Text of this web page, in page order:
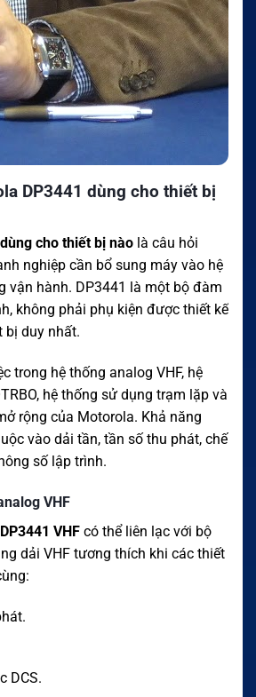
DP3441 dùng cho thiết bị
cho thiết bị nào là câu hỏi
nghiệp cần bổ sung máy vào hệ
vận hành. DP3441 là một bộ đàm
không phải phụ kiện được thiết kế
bị duy nhất.
trong hệ thống analog VHF, hệ
hệ thống sử dụng trạm lặp và
rộng của Motorola. Khả năng
vào dải tần, tần số thu phát, chế
số lập trình.
VHF
VHF có thể liên lạc với bộ
dải VHF tương thích khi các thiết
DCS.